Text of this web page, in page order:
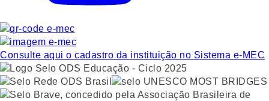
Consulte aqui o cadastro da instituição no Sistema e-MEC